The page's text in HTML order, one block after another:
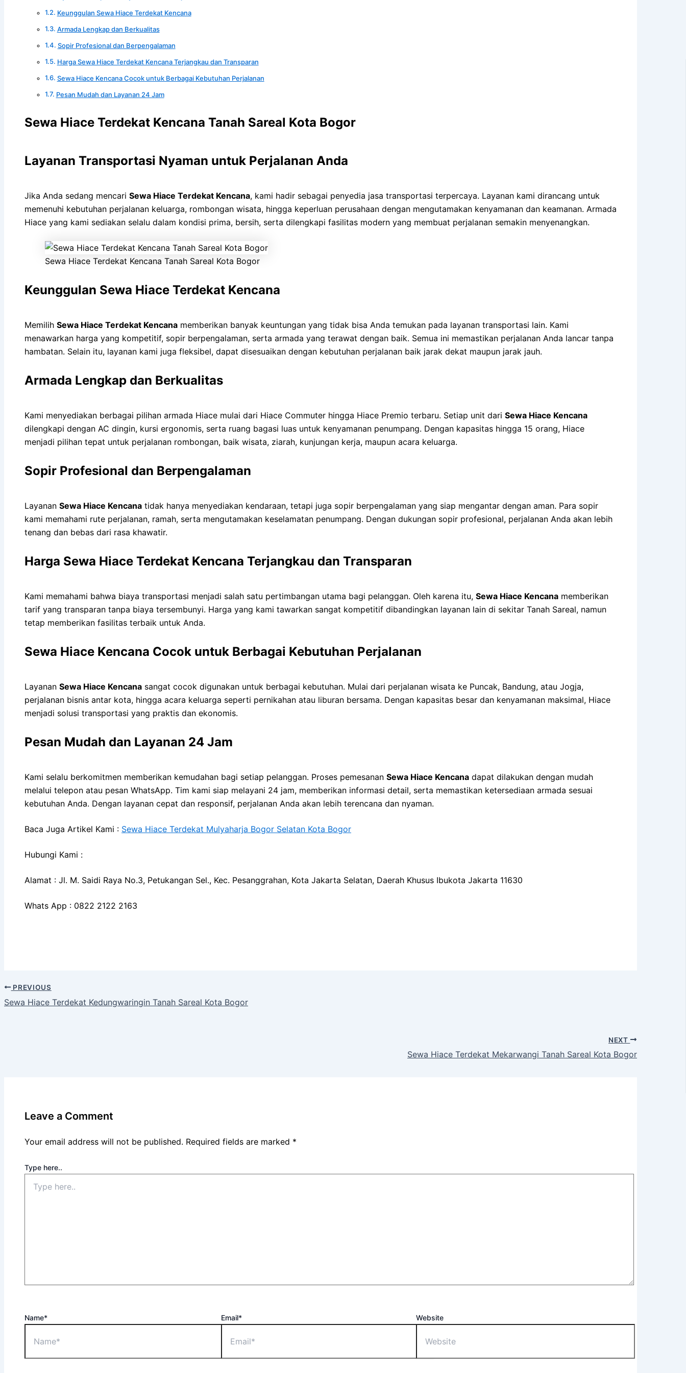
Keunggulan Sewa Hiace Terdekat Kencana
Armada Lengkap dan Berkualitas
Sopir Profesional dan Berpengalaman
Harga Sewa Hiace Terdekat Kencana Terjangkau dan Transparan
Sewa Hiace Kencana Cocok untuk Berbagai Kebutuhan Perjalanan
Pesan Mudah dan Layanan 24 Jam
Sewa Hiace Terdekat Kencana Tanah Sareal Kota Bogor
Layanan Transportasi Nyaman untuk Perjalanan Anda
Jika Anda sedang mencari Sewa Hiace Terdekat Kencana, kami hadir sebagai penyedia jasa transportasi terpercaya. Layanan kami dirancang untuk
memenuhi kebutuhan perjalanan keluarga, rombongan wisata, hingga keperluan perusahaan dengan mengutamakan kenyamanan dan keamanan. Armada
Hiace yang kami sediakan selalu dalam kondisi prima, bersih, serta dilengkapi fasilitas modern yang membuat perjalanan semakin menyenangkan.
Sewa Hiace Terdekat Kencana Tanah Sareal Kota Bogor
Keunggulan Sewa Hiace Terdekat Kencana
Memilih Sewa Hiace Terdekat Kencana memberikan banyak keuntungan yang tidak bisa Anda temukan pada layanan transportasi lain. Kami
menawarkan harga yang kompetitif, sopir berpengalaman, serta armada yang terawat dengan baik. Semua ini memastikan perjalanan Anda lancar tanpa
hambatan. Selain itu, layanan kami juga fleksibel, dapat disesuaikan dengan kebutuhan perjalanan baik jarak dekat maupun jarak jauh.
Armada Lengkap dan Berkualitas
Kami menyediakan berbagai pilihan armada Hiace mulai dari Hiace Commuter hingga Hiace Premio terbaru. Setiap unit dari Sewa Hiace Kencana
dilengkapi dengan AC dingin, kursi ergonomis, serta ruang bagasi luas untuk kenyamanan penumpang. Dengan kapasitas hingga 15 orang, Hiace
menjadi pilihan tepat untuk perjalanan rombongan, baik wisata, ziarah, kunjungan kerja, maupun acara keluarga.
Sopir Profesional dan Berpengalaman
Layanan Sewa Hiace Kencana tidak hanya menyediakan kendaraan, tetapi juga sopir berpengalaman yang siap mengantar dengan aman. Para sopir
kami memahami rute perjalanan, ramah, serta mengutamakan keselamatan penumpang. Dengan dukungan sopir profesional, perjalanan Anda akan lebih
tenang dan bebas dari rasa khawatir.
Harga Sewa Hiace Terdekat Kencana Terjangkau dan Transparan
Kami memahami bahwa biaya transportasi menjadi salah satu pertimbangan utama bagi pelanggan. Oleh karena itu, Sewa Hiace Kencana memberikan
tarif yang transparan tanpa biaya tersembunyi. Harga yang kami tawarkan sangat kompetitif dibandingkan layanan lain di sekitar Tanah Sareal, namun
tetap memberikan fasilitas terbaik untuk Anda.
Sewa Hiace Kencana Cocok untuk Berbagai Kebutuhan Perjalanan
Layanan Sewa Hiace Kencana sangat cocok digunakan untuk berbagai kebutuhan. Mulai dari perjalanan wisata ke Puncak, Bandung, atau Jogja,
perjalanan bisnis antar kota, hingga acara keluarga seperti pernikahan atau liburan bersama. Dengan kapasitas besar dan kenyamanan maksimal, Hiace
menjadi solusi transportasi yang praktis dan ekonomis.
Pesan Mudah dan Layanan 24 Jam
Kami selalu berkomitmen memberikan kemudahan bagi setiap pelanggan. Proses pemesanan Sewa Hiace Kencana dapat dilakukan dengan mudah
melalui telepon atau pesan WhatsApp. Tim kami siap melayani 24 jam, memberikan informasi detail, serta memastikan ketersediaan armada sesuai
kebutuhan Anda. Dengan layanan cepat dan responsif, perjalanan Anda akan lebih terencana dan nyaman.
Baca Juga Artikel Kami : Sewa Hiace Terdekat Mulyaharja Bogor Selatan Kota Bogor
Hubungi Kami :
Alamat : Jl. M. Saidi Raya No.3, Petukangan Sel., Kec. Pesanggrahan, Kota Jakarta Selatan, Daerah Khusus Ibukota Jakarta 11630
Whats App : 0822 2122 2163
PREVIOUS
Sewa Hiace Terdekat Kedungwaringin Tanah Sareal Kota Bogor
NEXT
Sewa Hiace Terdekat Mekarwangi Tanah Sareal Kota Bogor
Leave a Comment
Your email address will not be published. Required fields are marked *
Type here..
Name* Email* Website